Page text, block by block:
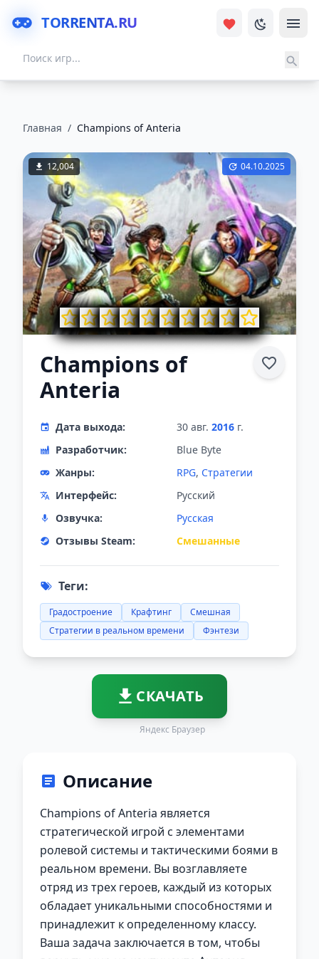
TORRENTA.RU
Главная / Champions of Anteria
12,004 04.10.2025
Champions of
Anteria
Дата выхода: 30 авг. 2016 г.
Разработчик:
Blue Byte
Жанры:
RPG, Стратегии
Интерфейс:
Русский
Озвучка:
Русская
Отзывы Steam:
Смешанные
Теги:
Градостроение Крафтинг
Смешная
Стратегии в реальном времени
Фэнтези
СКАЧАТЬ
Яндекс Браузер
Описание
Champions of Anteria является
стратегической игрой с элементами
ролевой системы и тактическими боями в
реальном времени. Вы возглавляете
отряд из трех героев, каждый из которых
обладает уникальными способностями и
принадлежит к определенному классу.
Ваша задача заключается в том, чтобы